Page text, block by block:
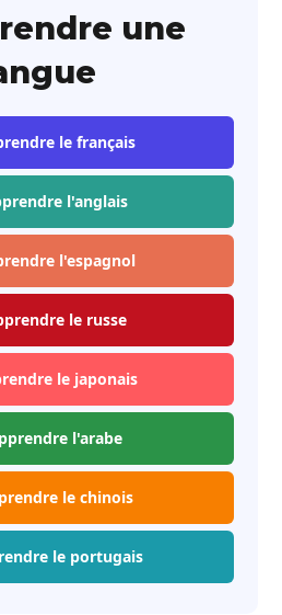
une
le français
l'anglais
l'espagnol
le russe
le japonais
l'arabe
le chinois
le portugais